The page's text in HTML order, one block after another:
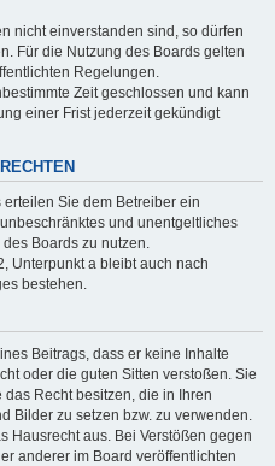
nicht einverstanden sind, so dürfen
Für die Nutzung des Boards gelten
Regelungen.
Zeit geschlossen und kann
einer Frist jederzeit gekündigt
Sie dem Betreiber ein
und unentgeltliches
Boards zu nutzen.
Unterpunkt a bleibt auch nach
bestehen.
Beitrags, dass er keine Inhalte
oder die guten Sitten verstoßen. Sie
Recht besitzen, die in Ihren
Bilder zu setzen bzw. zu verwenden.
Hausrecht aus. Bei Verstößen gegen
anderer im Board veröffentlichten